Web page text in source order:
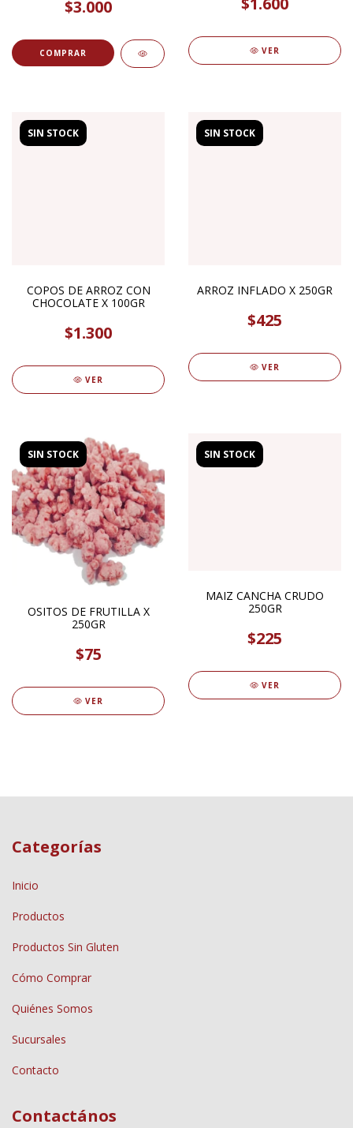
$3.000
COMPRAR VER
SIN STOCK
COPOS DE ARROZ CON
CHOCOLATE X 100GR
$1.300
VER
SIN STOCK
ARROZ INFLADO X 250GR
$425
VER
SIN STOCK
OSITOS DE FRUTILLA X
250GR
$75
VER
SIN STOCK
MAIZ CANCHA CRUDO
250GR
$225
VER
Categorías
Inicio
Productos
Productos Sin Gluten
Cómo Comprar
Quiénes Somos
Sucursales
Contacto
Contactános